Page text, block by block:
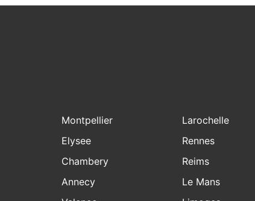
Montpellier
Elysee
Chambery
Annecy
Larochelle
Rennes
Reims
Le Mans